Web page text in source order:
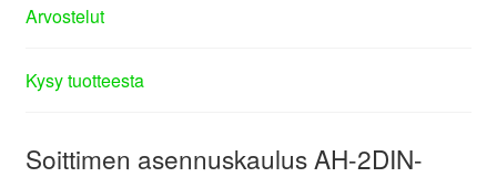
Arvostelut
Kysy tuotteesta
Soittimen asennuskaulus AH-2DIN-